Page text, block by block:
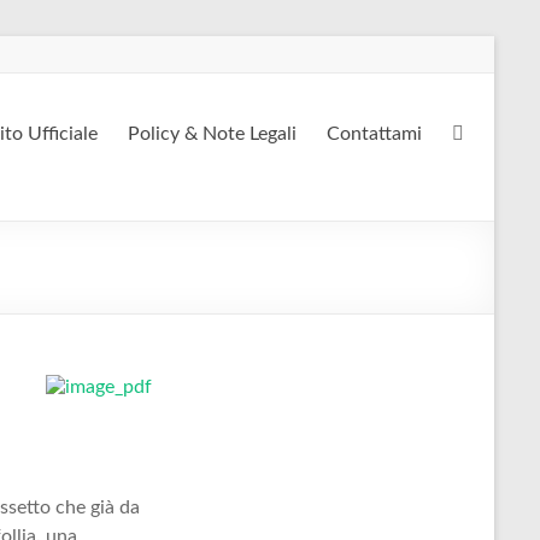
Ufficiale Policy & Note Legali Contattami
che già da